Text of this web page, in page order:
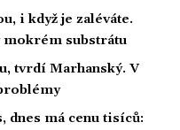
i když je zaléváte.
mokrém substrátu
tvrdí Marhanský. V
dnes má cenu tisíců: